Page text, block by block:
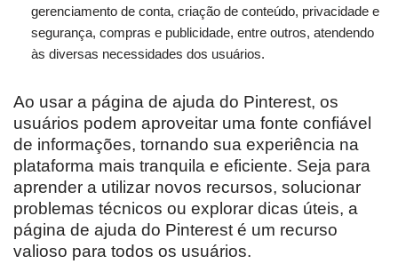
gerenciamento de conta, criação de conteúdo, privacidade e
segurança, compras e publicidade, entre outros, atendendo
às diversas necessidades dos usuários.
Ao usar a página de ajuda do Pinterest, os
usuários podem aproveitar uma fonte confiável
de informações, tornando sua experiência na
plataforma mais tranquila e eficiente. Seja para
aprender a utilizar novos recursos, solucionar
problemas técnicos ou explorar dicas úteis, a
página de ajuda do Pinterest é um recurso
valioso para todos os usuários.